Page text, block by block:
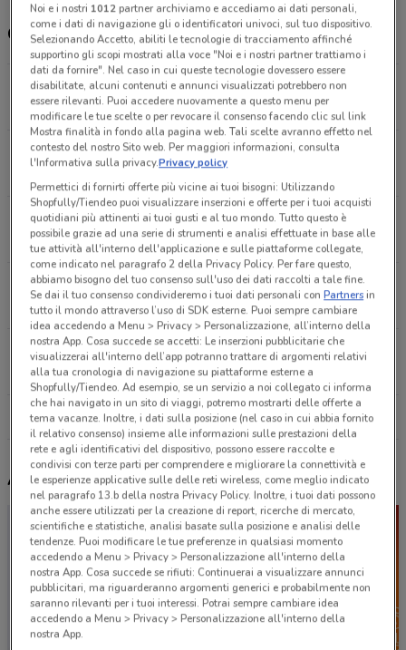
Orari e Negozi Leroy Merlin
Viale Kennedy, 86 Ciampino
2.2 km
APERTO
Via Emanuele Carnevale, 83 Roma
APERTO
Via B. Pontecorvo, 35 Roma
9.8 km
APERTO
Via Giacomo Peroni Roma
15.1 km
APERTO
Via Salaria, 665 Roma
17.2 km
APERTO
Tutti i negozi Leroy Merlin
Altri volantini nelle vicinanze
Noi e i nostri 1012partner archiviamo e accediamo ai dati personali,
come i dati di navigazione gli o identificatori univoci, sul tuo dispositivo.
Selezionando Accetto, abiliti le tecnologie di tracciamento affinché
supportino gli scopi mostrati alla voce "Noi e i nostri partner trattiamo i
dati da fornire". Nel caso in cui queste tecnologie dovessero essere
disabilitate, alcuni contenuti e annunci visualizzati potrebbero non
essere rilevanti. Puoi accedere nuovamente a questo menu per
modificare le tue scelte o per revocare il consenso facendo clic sul link
Mostra finalità in fondo alla pagina web. Tali scelte avranno effetto nel
contesto del nostro Sito web. Per maggiori informazioni, consulta
l'Informativa sulla privacy.Privacy policy
Permettici di fornirti offerte più vicine ai tuoi bisogni: Utilizzando
Shopfully/Tiendeo puoi visualizzare inserzioni e offerte per i tuoi acquisti
quotidiani più attinenti ai tuoi gusti e al tuo mondo. Tutto questo è
possibile grazie ad una serie di strumenti e analisi effettuate in base alle
tue attività all'interno dell'applicazione e sulle piattaforme collegate,
come indicato nel paragrafo 2 della Privacy Policy. Per fare questo,
abbiamo bisogno del tuo consenso sull'uso dei dati raccolti a tale fine.
Se dai il tuo consenso condivideremo i tuoi dati personali conPartnersin
tutto il mondo attraverso l’uso di SDK esterne. Puoi sempre cambiare
idea accedendo a Menu > Privacy > Personalizzazione, all’interno della
nostra App. Cosa succede se accetti: Le inserzioni pubblicitarie che
visualizzerai all'interno dell’app potranno trattare di argomenti relativi
alla tua cronologia di navigazione su piattaforme esterne a
Shopfully/Tiendeo. Ad esempio, se un servizio a noi collegato ci informa
che hai navigato in un sito di viaggi, potremo mostrarti delle offerte a
tema vacanze. Inoltre, i dati sulla posizione (nel caso in cui abbia fornito
il relativo consenso) insieme alle informazioni sulle prestazioni della
rete e agli identificativi del dispositivo, possono essere raccolte e
condivisi con terze parti per comprendere e migliorare la connettività e
le esperienze applicative sulle delle reti wireless, come meglio indicato
nel paragrafo 13.b della nostra Privacy Policy. Inoltre, i tuoi dati possono
anche essere utilizzati per la creazione di report, ricerche di mercato,
scientifiche e statistiche, analisi basate sulla posizione e analisi delle
tendenze. Puoi modificare le tue preferenze in qualsiasi momento
accedendo a Menu > Privacy > Personalizzazione all'interno della
nostra App. Cosa succede se rifiuti: Continuerai a visualizzare annunci
pubblicitari, ma riguarderanno argomenti generici e probabilmente non
saranno rilevanti per i tuoi interessi. Potrai sempre cambiare idea
accedendo a Menu > Privacy > Personalizzazione all'interno della
nostra App.